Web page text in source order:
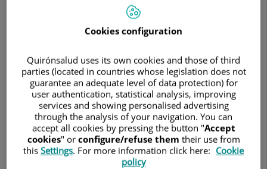
Cookies configuration
Quirónsalud uses its own cookies and those of third
parties (located in countries whose legislation does not
guarantee an adequate level of data protection) for
user authentication, statistical analysis, improving
services and showing personalised advertising
through the analysis of your navigation. You can
accept all cookies by pressing the button "Accept
cookies" or configure/refuse them their use from
this Settings. For more information click here: Cookie
policy